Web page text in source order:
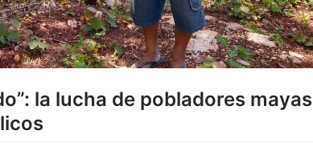
la lucha de pobladores mayas